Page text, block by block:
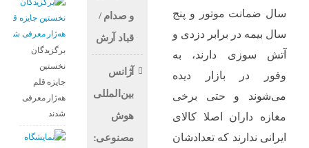
سال ضمانت موتور و پنج
سال بیمه در برابر دزدی و
آتش سوزی دارند، به
وفور در بازار دیده
می‌شوند و حتی برخی
مغازه داران اصلا کالای
ایرانی ندارند که تعدادشان
و صدام /
قباد آرش
آژانس
بین‌المللی
هوش
مصنوعی:
برگزیدگان
نخستین
جایزه قلم
هه‌ژار معرفی
شدند